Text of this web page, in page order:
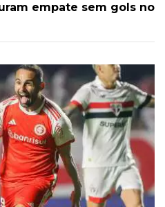
empate sem gols no